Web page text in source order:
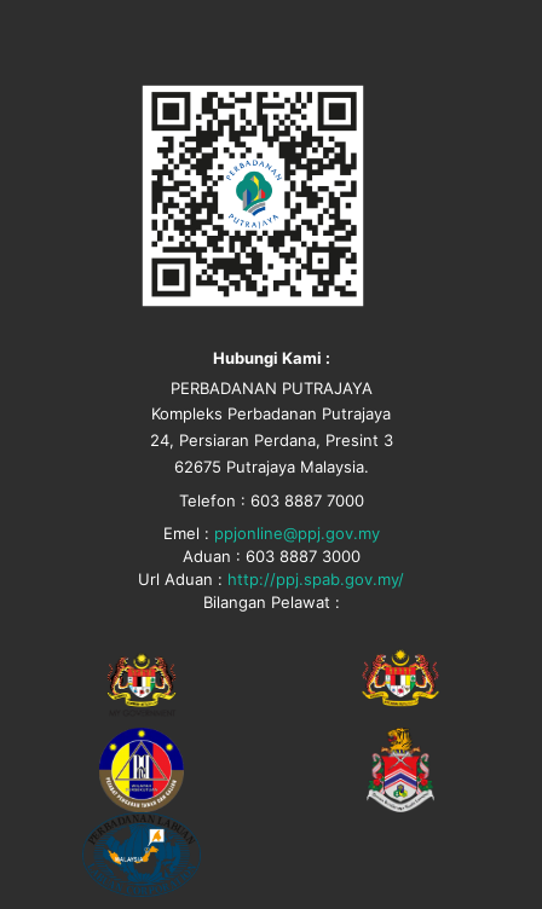
Hubungi Kami :
PERBADANAN PUTRAJAYA
Kompleks Perbadanan Putrajaya
24, Persiaran Perdana, Presint 3
62675 Putrajaya Malaysia.
Telefon : 603 8887 7000
Emel : ppjonline@ppj.gov.my
Aduan : 603 8887 3000
Url Aduan : http://ppj.spab.gov.my/
Bilangan Pelawat :